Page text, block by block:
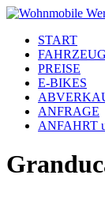
START
PREISE
E-BIKES
ANFRAGE
ANFAHRT